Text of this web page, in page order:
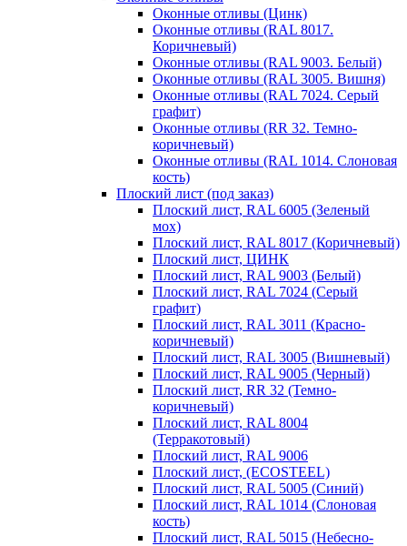
Оконные отливы (Цинк)
Оконные отливы (RAL 8017.
Коричневый)
Оконные отливы (RAL 9003. Белый)
Оконные отливы (RAL 3005. Вишня)
Оконные отливы (RAL 7024. Серый
графит)
Оконные отливы (RR 32. Темно-
коричневый)
Оконные отливы (RAL 1014. Слоновая
кость)
Плоский лист (под заказ)
Плоский лист, RAL 6005 (Зеленый
мох)
Плоский лист, RAL 8017 (Коричневый)
Плоский лист, ЦИНК
Плоский лист, RAL 9003 (Белый)
Плоский лист, RAL 7024 (Серый
графит)
Плоский лист, RAL 3011 (Красно-
коричневый)
Плоский лист, RAL 3005 (Вишневый)
Плоский лист, RAL 9005 (Черный)
Плоский лист, RR 32 (Темно-
коричневый)
Плоский лист, RAL 8004
(Терракотовый)
Плоский лист, RAL 9006
Плоский лист, (ECOSTEEL)
Плоский лист, RAL 5005 (Синий)
Плоский лист, RAL 1014 (Слоновая
кость)
Плоский лист, RAL 5015 (Небесно-